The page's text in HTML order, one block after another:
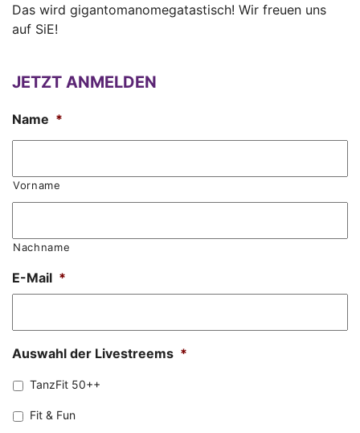
Das wird gigantomanomegatastisch! Wir freuen uns
auf SiE!
JETZT ANMELDEN
Name *
Vorname
Nachname
E-Mail *
Auswahl der Livestreems *
TanzFit 50++
Fit & Fun